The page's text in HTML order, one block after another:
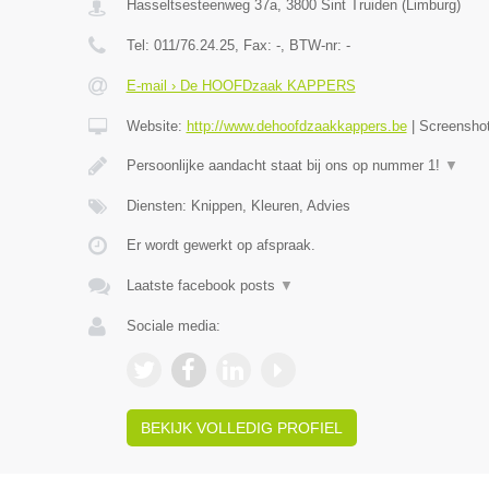
Hasseltsesteenweg 37a, 3800 Sint Truiden(Limburg)
Tel: 011/76.24.25, Fax: -, BTW-nr: -
E-mail › De HOOFDzaak KAPPERS
Website: http://www.dehoofdzaakkappers.be|
Persoonlijke aandacht staat bij ons op nummer 1! ▼
Diensten: Knippen, Kleuren, Advies
Er wordt gewerkt op afspraak.
Laatste facebook posts ▼
Sociale media:
BEKIJK VOLLEDIG PROFIEL